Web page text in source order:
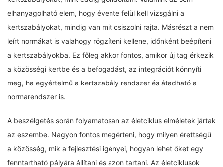
elhanyagolható elem, hogy évente felül kell vizsgálni a
kertszabályokat, mindig van mit csiszolni rajta. Másrészt a nem
leírt normákat is valahogy rögzíteni kellene, időnként beépíteni
a kertszabályokba. Ez főleg akkor fontos, amikor új tag érkezik
a közösségi kertbe és a befogadást, az integrációt könnyíti
meg, ha egyértelmű a kertszabály rendszer és átadható a
normarendszer is.
A beszélgetés során folyamatosan az életciklus elméletek jártak
az eszembe. Nagyon fontos megérteni, hogy milyen érettségű
a közösség, mik a fejlesztési igényei, hogyan lehet őket egy
fenntartható pályára állítani és azon tartani. Az életciklusok